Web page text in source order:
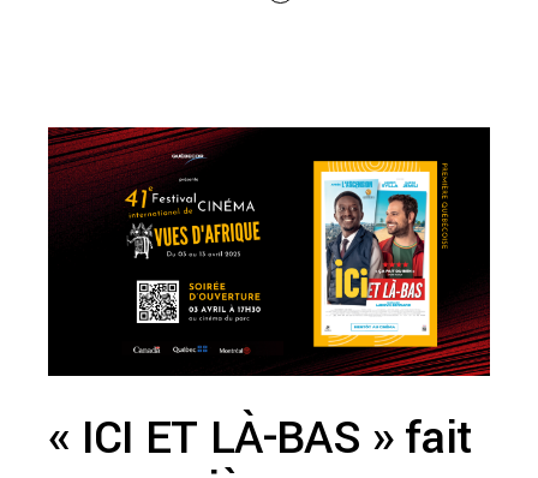
« ICI ET LÀ-BAS » fait